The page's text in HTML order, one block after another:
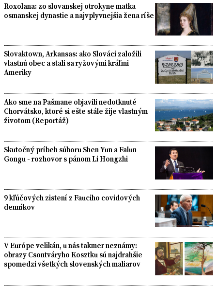
Roxolana: zo slovanskej otrokyne matka
osmanskej dynastie a najvplyvnejšia žena ríše
Slovaktown, Arkansas: ako Slováci založili
vlastnú obec a stali sa ryžovými kráľmi
Ameriky
Ako sme na Pašmane objavili nedotknuté
Chorvátsko, ktoré si ešte stále žije vlastným
životom (Reportáž)
Skutočný príbeh súboru Shen Yun a Falun
Gongu - rozhovor s pánom Li Hongzhi
9 kľúčových zistení z Fauciho covidových
denníkov
V Európe velikán, u nás takmer neznámy:
obrazy Csontváryho Kosztku sú najdrahšie
spomedzi všetkých slovenských maliarov